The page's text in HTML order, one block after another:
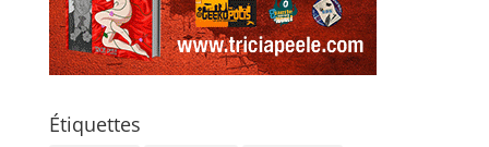
Étiquettes